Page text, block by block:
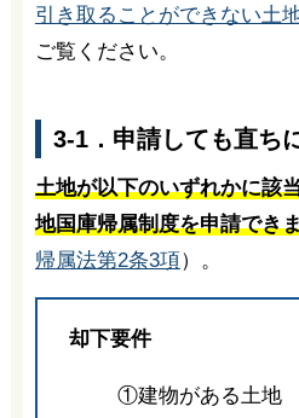
引き取ることができない土
ご覧ください。
3-1．申請しても直ち
土地が以下のいずれかに該
地国庫帰属制度を申請でき
帰属法第2条3項）。
却下要件
①建物がある土地